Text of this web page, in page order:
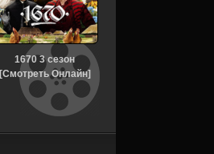
1670 3 сезон
[Смотреть Онлайн]